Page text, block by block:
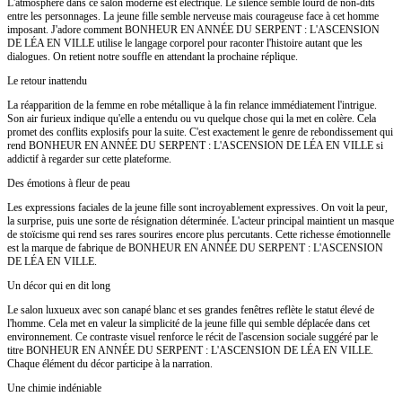
L'atmosphère dans ce salon moderne est électrique. Le silence semble lourd de non-dits
entre les personnages. La jeune fille semble nerveuse mais courageuse face à cet homme
imposant. J'adore comment BONHEUR EN ANNÉE DU SERPENT : L'ASCENSION
DE LÉA EN VILLE utilise le langage corporel pour raconter l'histoire autant que les
dialogues. On retient notre souffle en attendant la prochaine réplique.
Le retour inattendu
La réapparition de la femme en robe métallique à la fin relance immédiatement l'intrigue.
Son air furieux indique qu'elle a entendu ou vu quelque chose qui la met en colère. Cela
promet des conflits explosifs pour la suite. C'est exactement le genre de rebondissement qui
rend BONHEUR EN ANNÉE DU SERPENT : L'ASCENSION DE LÉA EN VILLE si
addictif à regarder sur cette plateforme.
Des émotions à fleur de peau
Les expressions faciales de la jeune fille sont incroyablement expressives. On voit la peur,
la surprise, puis une sorte de résignation déterminée. L'acteur principal maintient un masque
de stoïcisme qui rend ses rares sourires encore plus percutants. Cette richesse émotionnelle
est la marque de fabrique de BONHEUR EN ANNÉE DU SERPENT : L'ASCENSION
DE LÉA EN VILLE.
Un décor qui en dit long
Le salon luxueux avec son canapé blanc et ses grandes fenêtres reflète le statut élevé de
l'homme. Cela met en valeur la simplicité de la jeune fille qui semble déplacée dans cet
environnement. Ce contraste visuel renforce le récit de l'ascension sociale suggéré par le
titre BONHEUR EN ANNÉE DU SERPENT : L'ASCENSION DE LÉA EN VILLE.
Chaque élément du décor participe à la narration.
Une chimie indéniable